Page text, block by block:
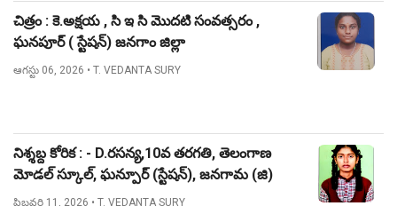
చిత్రం : కె.అక్షయ , సి ఇ సి మొదటి సంవత్సరం ,
ఘనపూర్ ( స్టేషన్) జనగాం జిల్లా
ఆగస్టు 06, 2026 • T. VEDANTA SURY
నిశ్శబ్ద కోరిక : - D.రసన్య,10వ తరగతి, తెలంగాణ
మోడల్ స్కూల్, ఘన్పూర్ (స్టేషన్), జనగామ (జి)
ఫిబ్రవరి 11, 2026 • T. VEDANTA SURY